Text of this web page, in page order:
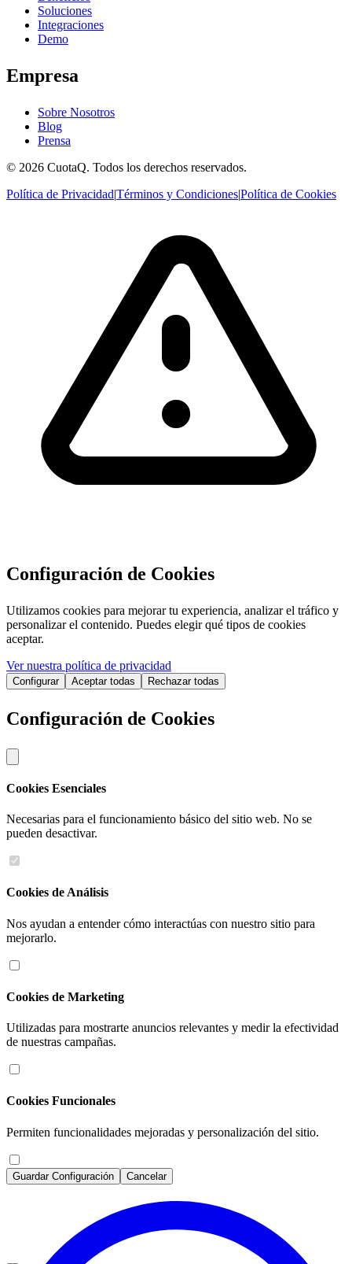
Soluciones
Integraciones
Demo
Empresa
Sobre Nosotros
Blog
Prensa
© 2026 CuotaQ. Todos los derechos reservados.
Política de Privacidad|Términos y Condiciones|Política de Cookies
Configuración de Cookies
Utilizamos cookies para mejorar tu experiencia, analizar el tráfico y
personalizar el contenido. Puedes elegir qué tipos de cookies
aceptar.
Ver nuestra política de privacidad
Configurar Aceptar todas Rechazar todas
Configuración de Cookies
Cookies Esenciales
Necesarias para el funcionamiento básico del sitio web. No se
pueden desactivar.
Cookies de Análisis
Nos ayudan a entender cómo interactúas con nuestro sitio para
mejorarlo.
Cookies de Marketing
Utilizadas para mostrarte anuncios relevantes y medir la efectividad
de nuestras campañas.
Cookies Funcionales
Permiten funcionalidades mejoradas y personalización del sitio.
Guardar Configuración Cancelar